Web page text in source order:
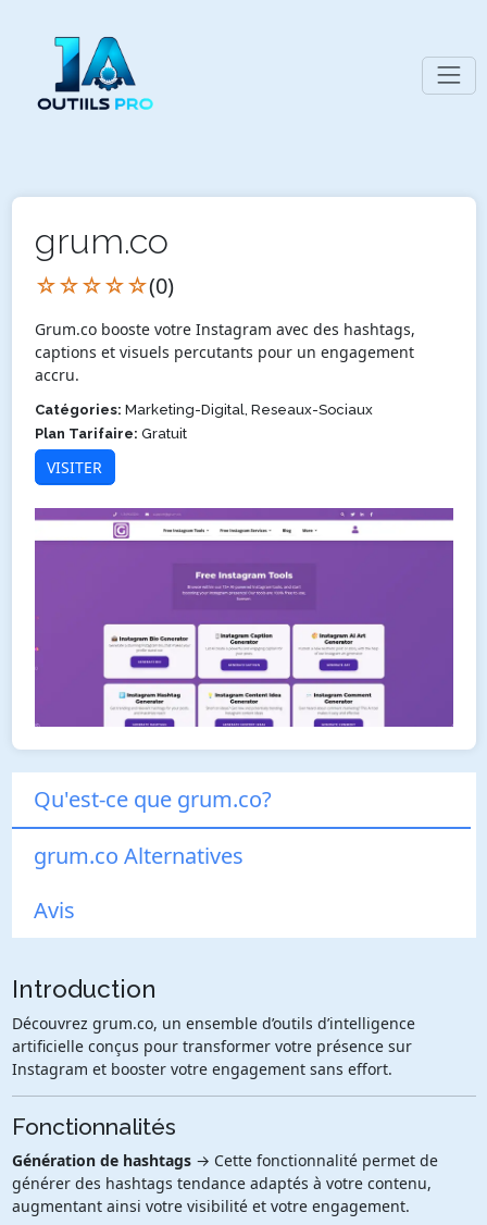
grum.co
☆☆☆☆☆(0)
Grum.co booste votre Instagram avec des hashtags,
captions et visuels percutants pour un engagement
accru.
Catégories: Marketing-Digital, Reseaux-Sociaux
Plan Tarifaire: Gratuit
VISITER
Qu'est-ce que grum.co?
grum.co Alternatives
Avis
Introduction
Découvrez grum.co, un ensemble d’outils d’intelligence
artificielle conçus pour transformer votre présence sur
Instagram et booster votre engagement sans effort.
Fonctionnalités
Génération de hashtags→ Cette fonctionnalité permet de
générer des hashtags tendance adaptés à votre contenu,
augmentant ainsi votre visibilité et votre engagement.